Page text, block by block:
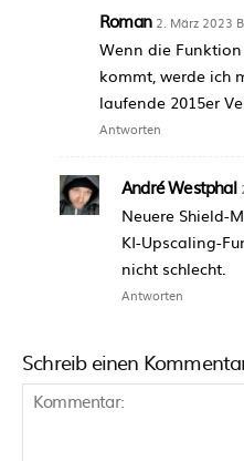
Roman 2. März 2023
Wenn die
kommt, werde ich
laufende 2015er
Antworten
André Westphal
Neuere Shield-
KI-Upscaling-
nicht schlecht.
Antworten
Schreib einen